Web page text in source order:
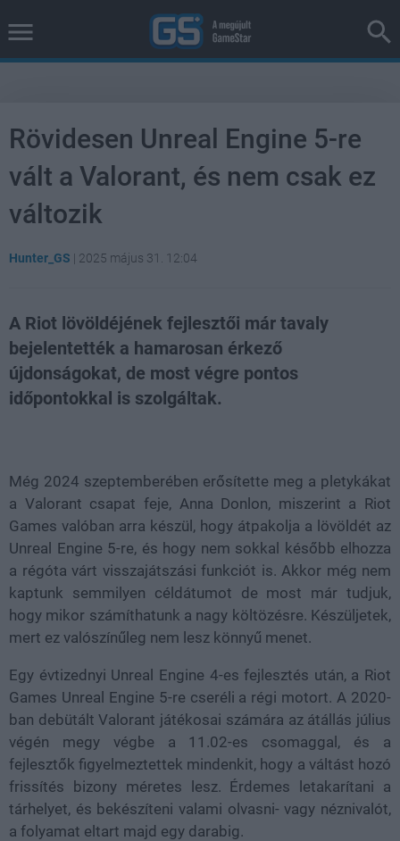
Rövidesen Unreal Engine 5-re
vált a Valorant, és nem csak ez
változik
Hunter_GS | 2025 május 31. 12:04
A Riot lövöldéjének fejlesztői már tavaly
bejelentették a hamarosan érkező
újdonságokat, de most végre pontos
időpontokkal is szolgáltak.
Még 2024 szeptemberében erősítette meg a pletykákat
a Valorant csapat feje, Anna Donlon, miszerint a Riot
Games valóban arra készül, hogy átpakolja a lövöldét az
Unreal Engine 5-re, és hogy nem sokkal később elhozza
a régóta várt visszajátszási funkciót is. Akkor még nem
kaptunk semmilyen céldátumot de most már tudjuk,
hogy mikor számíthatunk a nagy költözésre. Készüljetek,
mert ez valószínűleg nem lesz könnyű menet.
Egy évtizednyi Unreal Engine 4-es fejlesztés után, a Riot
Games Unreal Engine 5-re cseréli a régi motort. A 2020-
ban debütált Valorant játékosai számára az átállás július
végén megy végbe a 11.02-es csomaggal, és a
fejlesztők figyelmeztettek mindenkit, hogy a váltást hozó
frissítés bizony méretes lesz. Érdemes letakarítani a
tárhelyet, és bekészíteni valami olvasni- vagy néznivalót,
a folyamat eltart majd egy darabig.